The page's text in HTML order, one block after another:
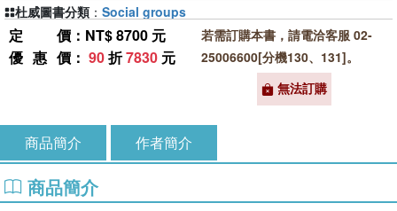
定價 ：NT$ 8700 元
優惠價 ： 90折7830 元
若需訂購本書，請電洽客服 02-
25006600[分機130、131]。
無法訂購
杜威圖書分類 ： Social groups
商品簡介 作者簡介
商品簡介